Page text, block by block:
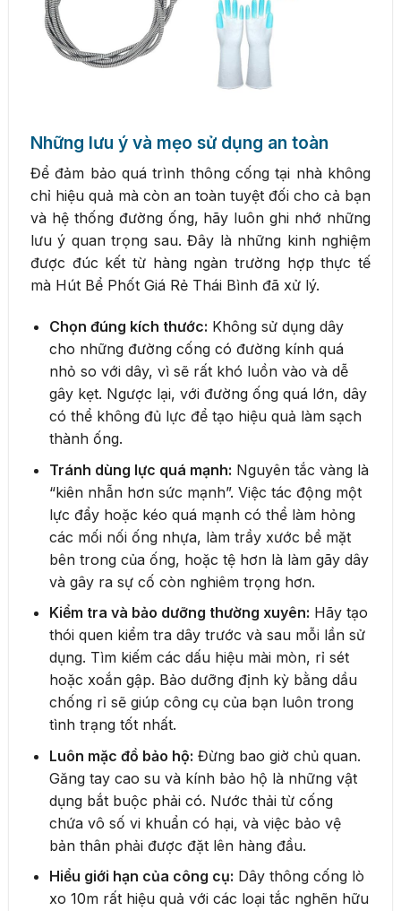
Những lưu ý và mẹo sử dụng an toàn
Để đảm bảo quá trình thông cống tại nhà không
chỉ hiệu quả mà còn an toàn tuyệt đối cho cả bạn
và hệ thống đường ống, hãy luôn ghi nhớ những
lưu ý quan trọng sau. Đây là những kinh nghiệm
được đúc kết từ hàng ngàn trường hợp thực tế
mà Hút Bể Phốt Giá Rẻ Thái Bình đã xử lý.
Chọn đúng kích thước: Không sử dụng dây
cho những đường cống có đường kính quá
nhỏ so với dây, vì sẽ rất khó luồn vào và dễ
gây kẹt. Ngược lại, với đường ống quá lớn, dây
có thể không đủ lực để tạo hiệu quả làm sạch
thành ống.
Tránh dùng lực quá mạnh: Nguyên tắc vàng là
“kiên nhẫn hơn sức mạnh”. Việc tác động một
lực đẩy hoặc kéo quá mạnh có thể làm hỏng
các mối nối ống nhựa, làm trầy xước bề mặt
bên trong của ống, hoặc tệ hơn là làm gãy dây
và gây ra sự cố còn nghiêm trọng hơn.
Kiểm tra và bảo dưỡng thường xuyên: Hãy tạo
thói quen kiểm tra dây trước và sau mỗi lần sử
dụng. Tìm kiếm các dấu hiệu mài mòn, rỉ sét
hoặc xoắn gập. Bảo dưỡng định kỳ bằng dầu
chống rỉ sẽ giúp công cụ của bạn luôn trong
tình trạng tốt nhất.
Luôn mặc đồ bảo hộ: Đừng bao giờ chủ quan.
Găng tay cao su và kính bảo hộ là những vật
dụng bắt buộc phải có. Nước thải từ cống
chứa vô số vi khuẩn có hại, và việc bảo vệ
bản thân phải được đặt lên hàng đầu.
Hiểu giới hạn của công cụ: Dây thông cống lò
xo 10m rất hiệu quả với các loại tắc nghẽn hữu